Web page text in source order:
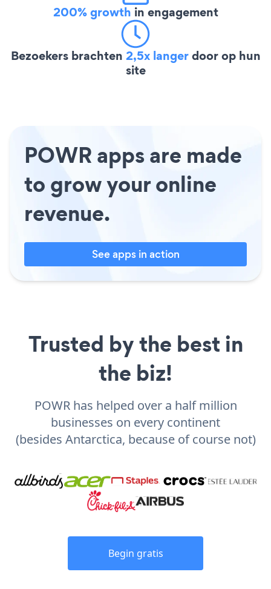
200% growth in engagement
Bezoekers brachten 2,5x langerdoor op hun
site
POWR apps are made
to grow your online
revenue.
See apps in action
Trusted by the best in
the biz!
POWR has helped over a half million
businesses on every continent
(besides Antarctica, because of course not)
Begin gratis